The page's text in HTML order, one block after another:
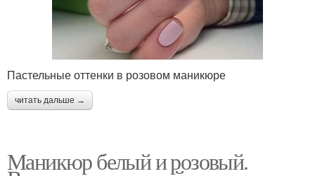
Пастельные оттенки в розовом маникюре
читать дальше →
Маникюр белый и розовый.